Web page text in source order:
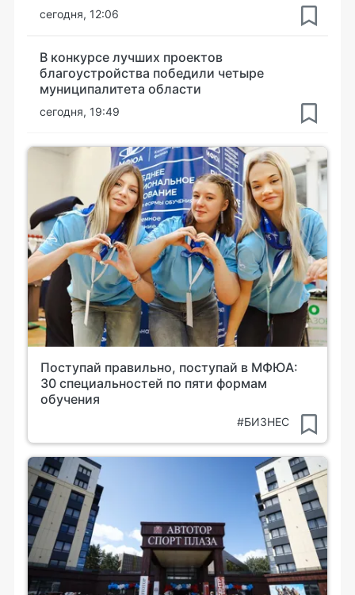
сегодня, 12:06
В конкурсе лучших проектов
благоустройства победили четыре
муниципалитета области
сегодня, 19:49
Поступай правильно, поступай в МФЮА:
30 специальностей по пяти формам
обучения
#БИЗНЕС